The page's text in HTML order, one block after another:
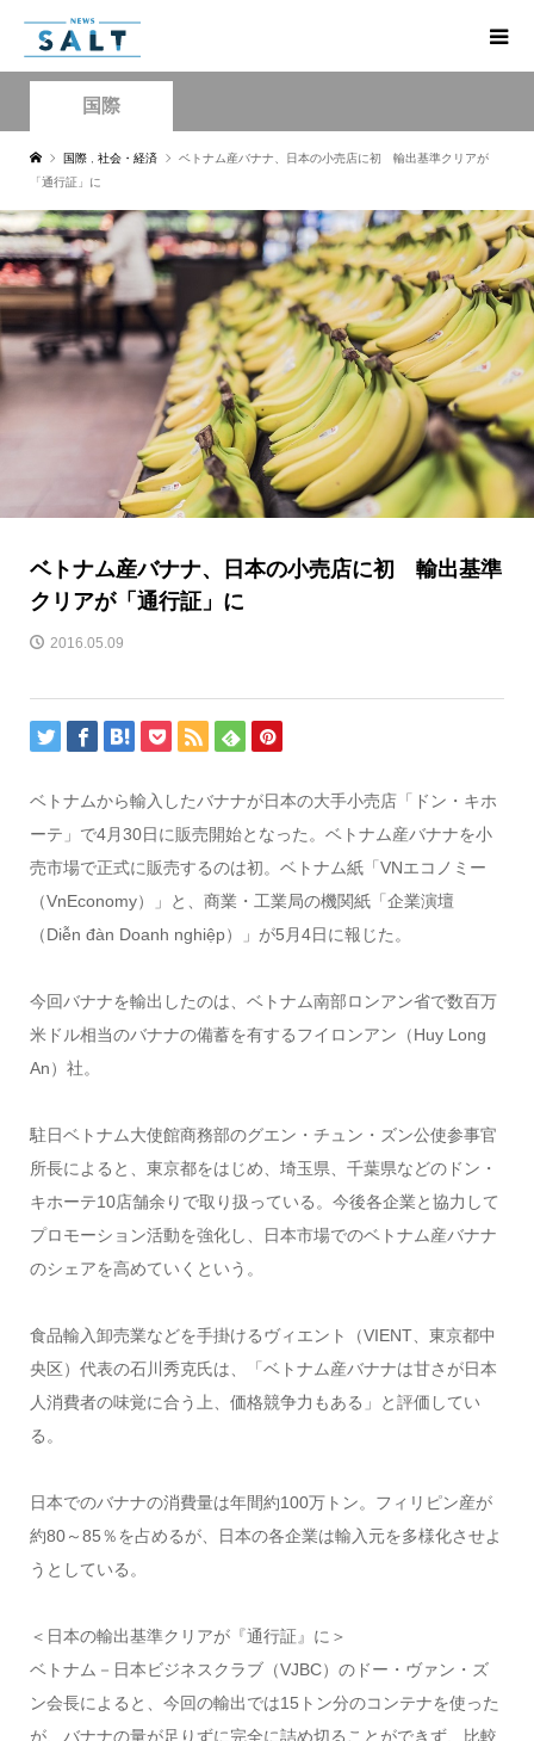
国際
国際 社会・経済
ベトナム産バナナ、日本の小売店に初 輸出基準クリアが
「通行証」に
ベトナム産バナナ、日本の小売店に初 輸出基準
クリアが「通行証」に
2016.05.09
ベトナムから輸入したバナナが日本の大手小売店「ドン・キホ
ーテ」で4月30日に販売開始となった。ベトナム産バナナを小
売市場で正式に販売するのは初。ベトナム紙「VNエコノミー
（VnEconomy）」と、商業・工業局の機関紙「企業演壇
（Diễn đàn Doanh nghiệp）」が5月4日に報じた。
今回バナナを輸出したのは、ベトナム南部ロンアン省で数百万
米ドル相当のバナナの備蓄を有するフイロンアン（Huy Long
An）社。
駐日ベトナム大使館商務部のグエン・チュン・ズン公使参事官
所長によると、東京都をはじめ、埼玉県、千葉県などのドン・
キホーテ10店舗余りで取り扱っている。今後各企業と協力して
プロモーション活動を強化し、日本市場でのベトナム産バナナ
のシェアを高めていくという。
食品輸入卸売業などを手掛けるヴィエント（VIENT、東京都中
央区）代表の石川秀克氏は、「ベトナム産バナナは甘さが日本
人消費者の味覚に合う上、価格競争力もある」と評価してい
る。
日本でのバナナの消費量は年間約100万トン。フィリピン産が
約80～85％を占めるが、日本の各企業は輸入元を多様化させよ
うとしている。
＜日本の輸出基準クリアが『通行証』に＞
ベトナム－日本ビジネスクラブ（VJBC）のドー・ヴァン・ズ
ン会長によると、今回の輸出では15トン分のコンテナを使った
が、バナナの量が足りずに完全に詰め切ることができず、比較